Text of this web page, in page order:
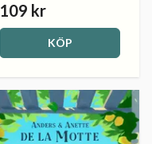
109 kr
KÖP